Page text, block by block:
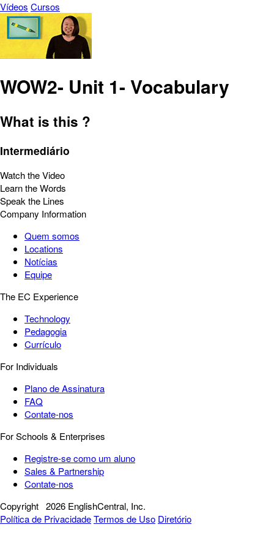
Vídeos Cursos
WOW2- Unit 1- Vocabulary
What is this ?
Intermediário
Watch the Video
Learn the Words
Speak the Lines
Company Information
Quem somos
Locations
Notícias
Equipe
The EC Experience
Technology
Pedagogia
Currículo
For Individuals
Plano de Assinatura
FAQ
Contate-nos
For Schools & Enterprises
Registre-se como um aluno
Sales & Partnership
Contate-nos
Copyright 2026 EnglishCentral, Inc.
Política de PrivacidadeTermos de Uso Diretório